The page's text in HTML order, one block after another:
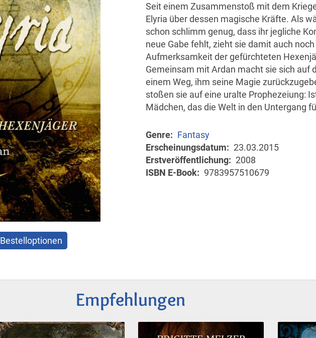
Bestelloptionen
Seit einem Zusammenstoß mit dem
Elyria über dessen magische Kräfte. Als
schon schlimm genug, dass ihr jegliche
neue Gabe fehlt, zieht sie damit auch noch
Aufmerksamkeit der gefürchteten
Gemeinsam mit Ardan macht sie sich auf
einem Weg, ihm seine Magie
stoßen sie auf eine uralte Prophezeiung:
Mädchen, das die Welt in den Untergang
Genre
Fantasy
Erscheinungsdatum
23.03.2015
Erstveröffentlichung
2008
ISBN E-Book
9783957510679
Empfehlungen